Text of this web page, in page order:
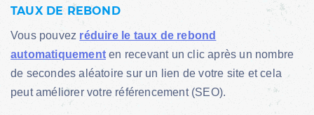
TAUX DE REBOND
Vous pouvez réduire le taux de rebond
automatiquement en recevant un clic après un nombre
de secondes aléatoire sur un lien de votre site et cela
peut améliorer votre référencement (SEO).